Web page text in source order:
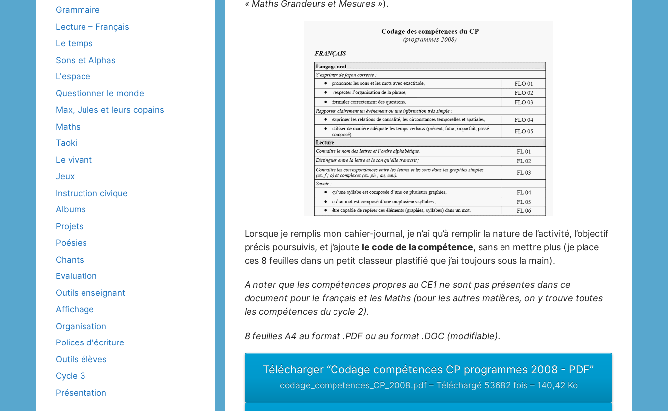
« Maths Grandeurs et Mesures »).
Lorsque je remplis mon cahier-journal, je n’ai qu’à remplir la nature de l’activité, l’objectif
précis poursuivis, et j’ajoute le code de la compétence, sans en mettre plus (je place
ces 8 feuilles dans un petit classeur plastifié que j’ai toujours sous la main).
A noter que les compétences propres au CE1 ne sont pas présentes dans ce
document pour le français et les Maths (pour les autres matières, on y trouve toutes
les compétences du cycle 2).
8 feuilles A4 au format .PDF ou au format .DOC (modifiable).
Télécharger “Codage compétences CP programmes 2008 - PDF”
codage_competences_CP_2008.pdf – Téléchargé 53682 fois – 140,42 Ko
Grammaire
Lecture – Français
Le temps
Sons et Alphas
L'espace
Questionner le monde
Max, Jules et leurs copains
Maths
Taoki
Le vivant
Jeux
Instruction civique
Albums
Projets
Poésies
Chants
Evaluation
Outils enseignant
Affichage
Organisation
Polices d'écriture
Outils élèves
Cycle 3
Présentation